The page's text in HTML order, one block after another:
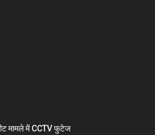
मामले में CCTV फुटेज